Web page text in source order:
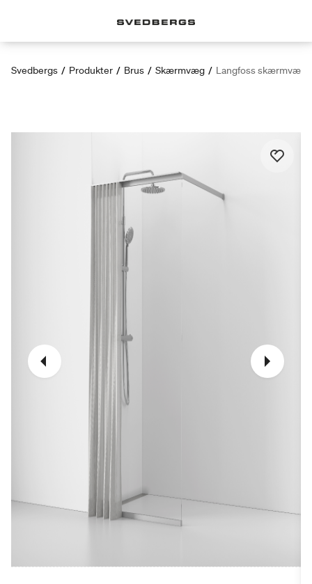
Svedbergs / Produkter / Brus / Skærmvæg / Langfoss skærmvæg